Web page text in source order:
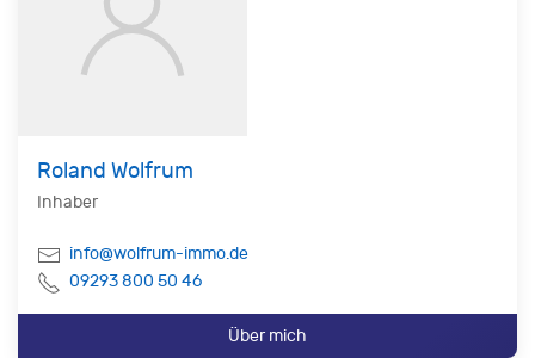
Roland Wolfrum
Inhaber
info@wolfrum-immo.de
09293 800 50 46
Über mich